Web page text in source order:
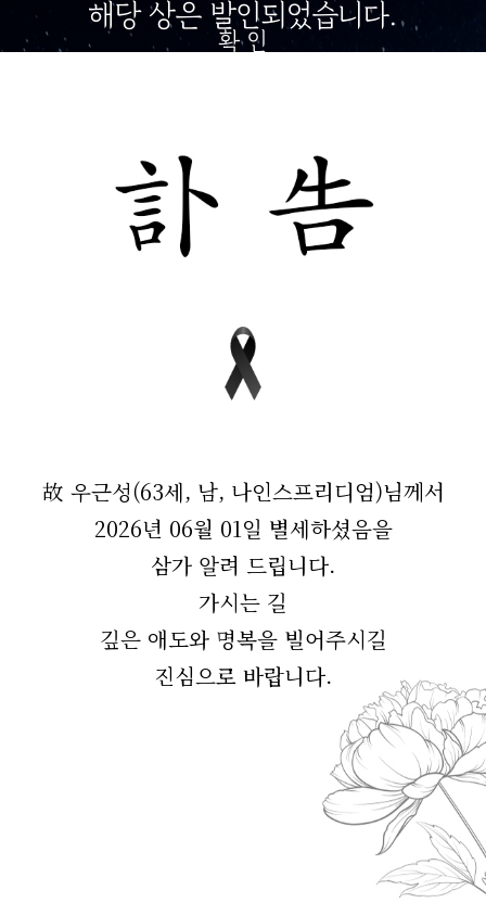
해당 상은 발인되었습니다.
확 인
故 우근성(63세, 남, 나인스프리디엄)님께서
2026년 06월 01일 별세하셨음을
삼가 알려 드립니다.
가시는 길
깊은 애도와 명복을 빌어주시길
진심으로 바랍니다.